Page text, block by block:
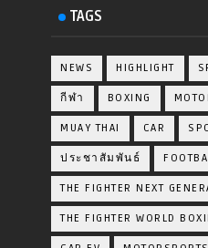
TAGS
NEWS HIGHLIGHT
กีฬา BOXING
MUAY THAI CAR
ประชาสัมพันธ์
THE FIGHTER NEXT
THE FIGHTER WORLD